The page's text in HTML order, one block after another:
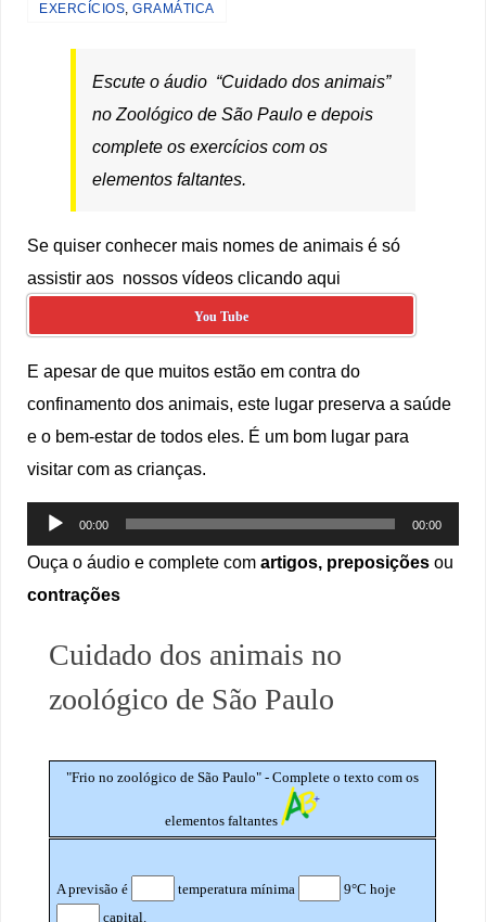
EXERCÍCIOS,GRAMÁTICA
Escute o áudio “Cuidado dos animais”
no Zoológico de São Paulo e depois
complete os exercícios com os
elementos faltantes.
Se quiser conhecer mais nomes de animais é só
assistir aos nossos vídeos clicando aqui
You Tube
E apesar de que muitos estão em contra do
confinamento dos animais, este lugar preserva a saúde
e o bem-estar de todos eles. É um bom lugar para
visitar com as crianças.
Tocador
de
00:00 00:00
Ouça o áudio e complete comartigos, preposições ou
contrações
Cuidado dos animais no
zoológico de São Paulo